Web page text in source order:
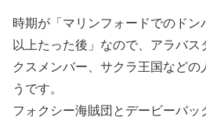
時期が「マリンフォードでのド
以上たった後」なので、アラバ
クスメンバー、サクラ王国など
うです。
フォクシー海賊団とデービーバッ